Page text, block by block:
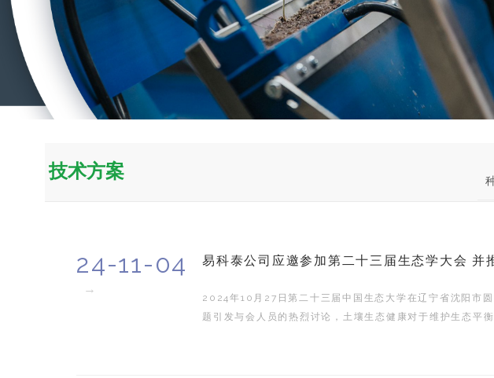
技术方案
24-11-04
→
易科泰公司应邀参加第二十三届生态学大会 并
2024年10月27日第二十三届中国生态大学在辽宁省沈阳市
题引发与会人员的热烈讨论，土壤生态健康对于维护生态平